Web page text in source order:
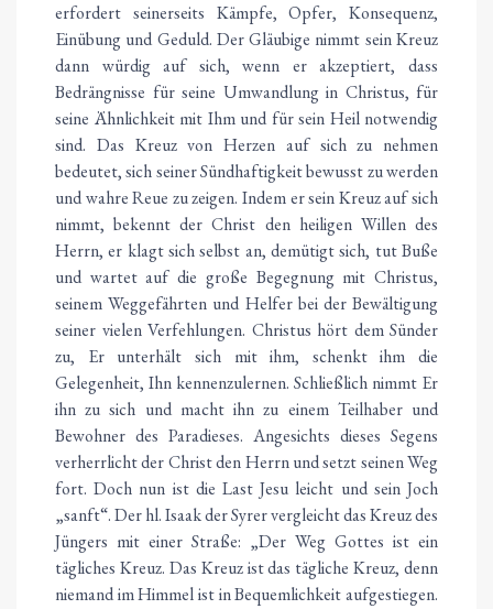
erfordert seinerseits Kämpfe, Opfer, Konsequenz,
Einübung und Geduld. Der Gläubige nimmt sein Kreuz
dann würdig auf sich, wenn er akzeptiert, dass
Bedrängnisse für seine Umwandlung in Christus, für
seine Ähnlichkeit mit Ihm und für sein Heil notwendig
sind. Das Kreuz von Herzen auf sich zu nehmen
bedeutet, sich seiner Sündhaftigkeit bewusst zu werden
und wahre Reue zu zeigen. Indem er sein Kreuz auf sich
nimmt, bekennt der Christ den heiligen Willen des
Herrn, er klagt sich selbst an, demütigt sich, tut Buße
und wartet auf die große Begegnung mit Christus,
seinem Weggefährten und Helfer bei der Bewältigung
seiner vielen Verfehlungen. Christus hört dem Sünder
zu, Er unterhält sich mit ihm, schenkt ihm die
Gelegenheit, Ihn kennenzulernen. Schließlich nimmt Er
ihn zu sich und macht ihn zu einem Teilhaber und
Bewohner des Paradieses. Angesichts dieses Segens
verherrlicht der Christ den Herrn und setzt seinen Weg
fort. Doch nun ist die Last Jesu leicht und sein Joch
„sanft“. Der hl. Isaak der Syrer vergleicht das Kreuz des
Jüngers mit einer Straße: „Der Weg Gottes ist ein
tägliches Kreuz. Das Kreuz ist das tägliche Kreuz, denn
niemand im Himmel ist in Bequemlichkeit aufgestiegen.